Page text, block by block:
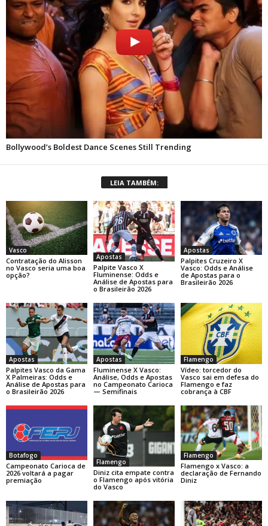
LEIA TAMBÉM:
Vasco
Contratação do Alisson
no Vasco seria uma boa
opção?
Apostas
Palpite Vasco X
Fluminense: Odds e
Análise de Apostas para
o Brasileirão 2026
Apostas
Palpites Cruzeiro X
Vasco: Odds e Análise
de Apostas para o
Brasileirão 2026
Apostas
Palpites Vasco da Gama
X Palmeiras: Odds e
Análise de Apostas para
o Brasileirão 2026
Apostas
Fluminense X Vasco:
Análise, Odds e Apostas
no Campeonato Carioca
— Semifinais
Flamengo
Vídeo: torcedor do
Vasco sai em defesa do
Flamengo e faz
cobrança à CBF
Botafogo
Campeonato Carioca de
2026 voltará a pagar
premiação
Flamengo
Diniz cita empate contra
o Flamengo após vitória
do Vasco
Flamengo
Flamengo x Vasco: a
declaração de Fernando
Diniz